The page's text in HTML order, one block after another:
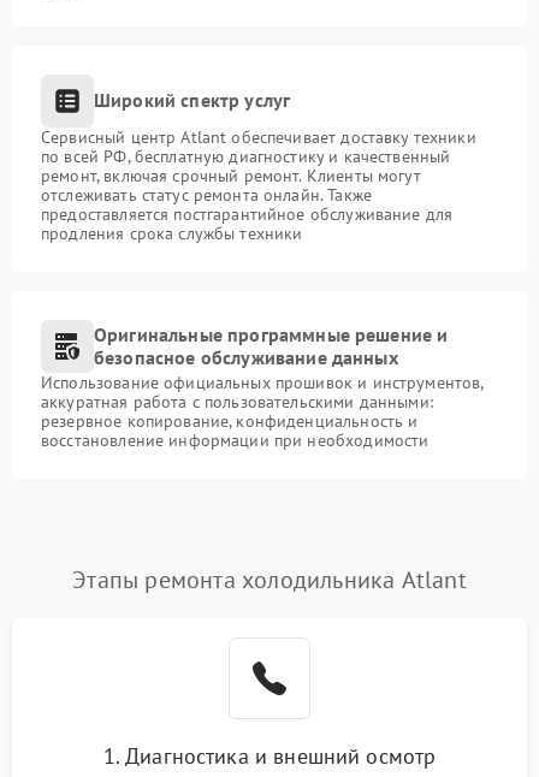
Широкий спектр услуг
Сервисный центр Atlant обеспечивает доставку техники
по всей РФ, бесплатную диагностику и качественный
ремонт, включая срочный ремонт. Клиенты могут
отслеживать статус ремонта онлайн. Также
предоставляется постгарантийное обслуживание для
продления срока службы техники
Оригинальные программные решение и
безопасное обслуживание данных
Использование официальных прошивок и инструментов,
аккуратная работа с пользовательскими данными:
резервное копирование, конфиденциальность и
восстановление информации при необходимости
Этапы ремонта холодильника Atlant
1. Диагностика и внешний осмотр